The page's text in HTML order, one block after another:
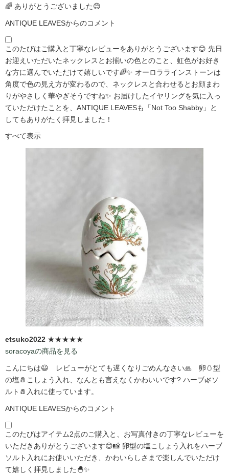
🌈 ありがとうございました😊
ANTIQUE LEAVESからのコメント
このたびはご購入と丁寧なレビューをありがとうございます😊 先日
お迎えいただいたネックレスとお揃いの色とのこと、虹色がお好き
な方に選んでいただけて嬉しいです🌈✨ オーロララインストーンは
角度で色の見え方が変わるので、ネックレスと合わせるとお顔まわ
りがやさしく華やぎそうですね✨ お届けしたイヤリングを気に入っ
ていただけたことを、ANTIQUE LEAVESも「Not Too Shabby」と
してもありがたく拝見しました！
すべて表示
etsuko2022 ★★★★★
soracoyaの商品を見る
こんにちは😃 レビューがとても遅くなりごめんなさい🙏 卵🥚型
の塩🧂こしょう入れ、なんとも言えなくかわいいです?️ ハーブ🌿ソ
ルト🧂入れに使っています。
ANTIQUE LEAVESからのコメント
このたびはアイテム2点のご購入と、お写真付きの丁寧なレビューを
いただきありがとうございます😊📸 卵型の塩こしょう入れをハーブ
ソルト入れにお使いいただき、かわいらしさまで楽しんでいただけ
て嬉しく拝見しました🐣✨